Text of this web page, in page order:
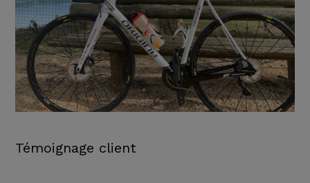
Témoignage client